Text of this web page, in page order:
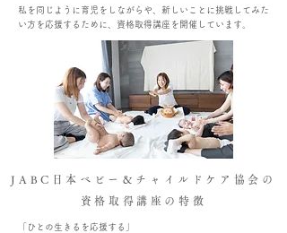
​私を同じように育児をしながらや、新しいことに挑戦してみた
い方を応援するために、資格取得講座を開催しています。
JABC日本ベビー＆チャイルドケア協会の
​資格取得講座の特徴
「ひとの生きるを応援する」